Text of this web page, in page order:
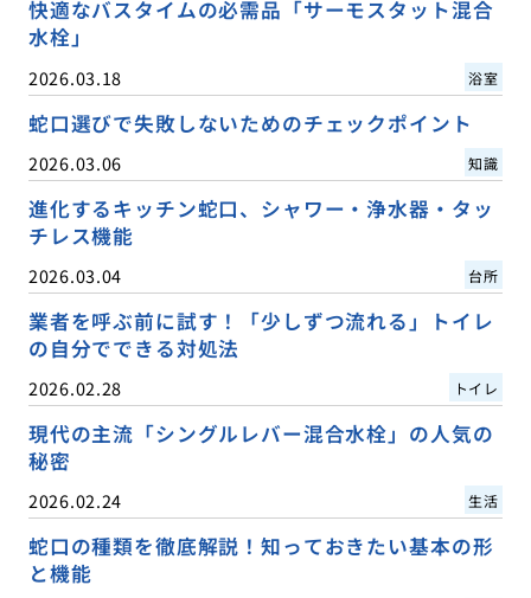
快適なバスタイムの必需品「サーモスタット混合
水栓」
2026.03.18 浴室
蛇口選びで失敗しないためのチェックポイント
2026.03.06 知識
進化するキッチン蛇口、シャワー・浄水器・タッ
チレス機能
2026.03.04 台所
業者を呼ぶ前に試す！「少しずつ流れる」トイレ
の自分でできる対処法
2026.02.28 トイレ
現代の主流「シングルレバー混合水栓」の人気の
秘密
2026.02.24 生活
蛇口の種類を徹底解説！知っておきたい基本の形
と機能